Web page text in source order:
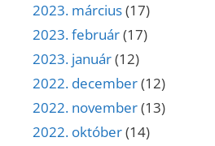
2023. március(17)
2023. február(17)
2023. január(12)
2022. december(12)
2022. november(13)
2022. október(14)